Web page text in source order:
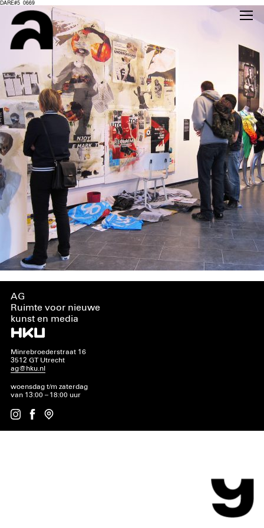
DARE#5_0669
AG
Ruimte voor nieuwe
kunst en media
Minrebroederstraat 16
3512 GT Utrecht
ag@hku.nl
woensdag t/m zaterdag
van 13:00 – 18:00 uur